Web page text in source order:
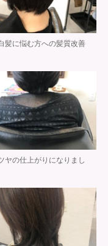
髪に悩む方への髪質改善
ヤの仕上がりになりまし